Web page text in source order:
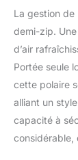
La gestion
demi-zip.
d’air
Portée seule
cette polaire
alliant un
capacité à
considérable,